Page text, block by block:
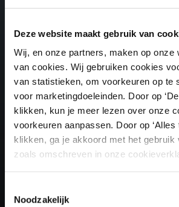
Deze website maakt gebruik van
Wij, en onze partners, maken op onze
van cookies. Wij gebruiken cookies
van statistieken, om voorkeuren op te
voor marketingdoeleinden. Door op
klikken, kun je meer lezen over onze
voorkeuren aanpassen. Door op ‘Alles
klikken, ga je akkoord met het gebruik
zoals omschreven in onze
Noodzakelijk
wanneer het nodig
Deze flexibele ondersteuning
voor MKB-ondernemers,
grotere organisaties en
tijdelijk of structureel
Door de inzet van een extern
kostenefficiënt, terwijl u
professionele kennis en een
aan vaardigheden.